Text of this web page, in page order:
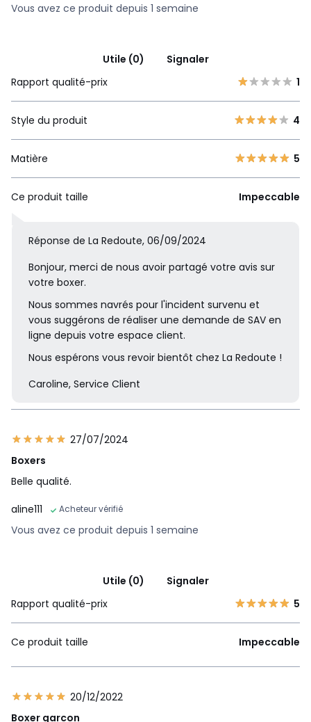
Vous avez ce produit depuis 1 semaine
Utile (0)
Signaler
Rapport qualité-prix
1
Style du produit 4
Matière 5
Ce produit taille Impeccable
Réponse de La Redoute, 06/09/2024
Bonjour, merci de nous avoir partagé votre avis sur
votre boxer.
Nous sommes navrés pour l'incident survenu et
vous suggérons de réaliser une demande de SAV en
ligne depuis votre espace client.
Nous espérons vous revoir bientôt chez La Redoute !
Caroline, Service Client
27/07/2024
Boxers
Belle qualité.
aline111
Acheteur vérifié
Vous avez ce produit depuis 1 semaine
Utile (0)
Signaler
Rapport qualité-prix
5
Ce produit taille Impeccable
20/12/2022
Boxer garcon